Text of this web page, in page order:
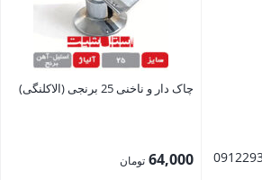
چاک دار و ناخنی 25 برنجی (الاکلنگی)
64,000 تومان